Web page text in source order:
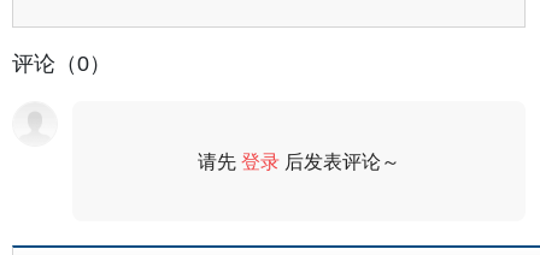
评论（0）
请先登录 后发表评论～